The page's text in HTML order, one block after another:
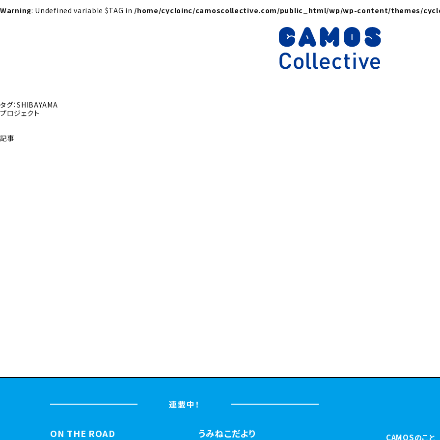
Warning: Undefined variable $TAG in /home/cycloinc/camoscollective.com/public_html/wp/wp-content/themes/
タグ：SHIBAYAMA
プロジェクト
記事
連載中！
ON THE ROAD うみねこだより CAMOSのこと